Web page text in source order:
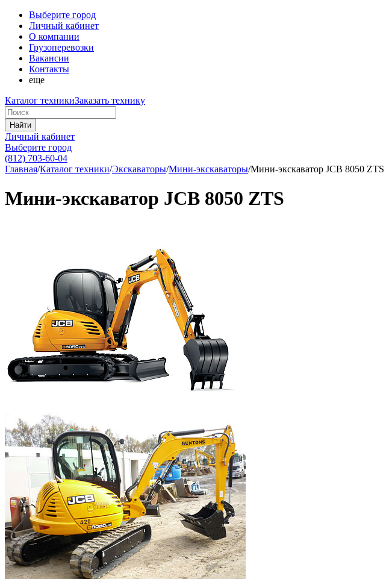
Выберите город
Личный кабинет
О компании
Грузоперевозки
Вакансии
Контакты
еще
Каталог техникиЗаказать технику
Найти
Личный кабинет
Выберите город
(812) 703-60-04
Главная/Каталог техники/Экскаваторы/Мини-экскаваторы/Мини-экскаватор JCB 8050 ZTS
Мини-экскаватор JCB 8050 ZTS